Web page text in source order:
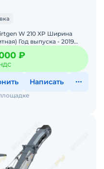
210 XP Ширина
Год выпуска - 2019
Caterpillar
₽
Написать